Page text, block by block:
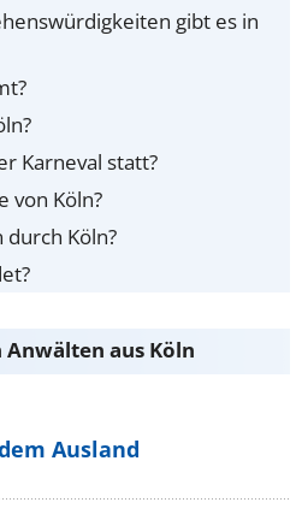
gibt es in
Karneval statt?
von Köln?
Köln?
aus Köln
Ausland